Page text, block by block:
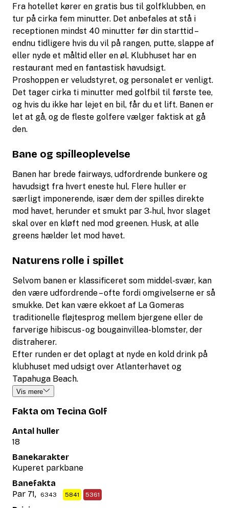
Fra hotellet kører en gratis bus til golfklubben, en
tur på cirka fem minutter. Det anbefales at stå i
receptionen mindst 40 minutter før din starttid –
endnu tidligere hvis du vil på rangen, putte, slappe af
eller nyde et måltid eller en øl. Klubhuset har en
restaurant med en fantastisk havudsigt.
Proshoppen er veludstyret, og personalet er venligt.
Det tager cirka ti minutter med golfbil til første tee,
og hvis du ikke har lejet en bil, får du et lift. Banen er
let at gå, og de fleste golfere vælger faktisk at gå
den.
Bane og spilleoplevelse
Banen har brede fairways, udfordrende bunkere og
havudsigt fra hvert eneste hul. Flere huller er
særligt imponerende, især dem der spilles direkte
mod havet, herunder et smukt par 3‑hul, hvor slaget
skal over en kløft ned mod greenen. Husk, at alle
greens hælder let mod havet.
Naturens rolle i spillet
Selvom banen er klassificeret som middel-svær, kan
den være udfordrende – ofte fordi omgivelserne er så
smukke. Det kan være ekkoet af La Gomeras
traditionelle fløjtesprog mellem bjergene eller de
farverige hibiscus- og bougainvillea-blomster, der
distraherer.
Efter runden er det oplagt at nyde en kold drink på
klubhuset med udsigt over Atlanterhavet og
Tapahuga Beach.
Vis mere
Fakta om Tecina Golf
Antal huller
18
Banekarakter
Kuperet parkbane
Banefakta
Par 71, 6343 5841 5361